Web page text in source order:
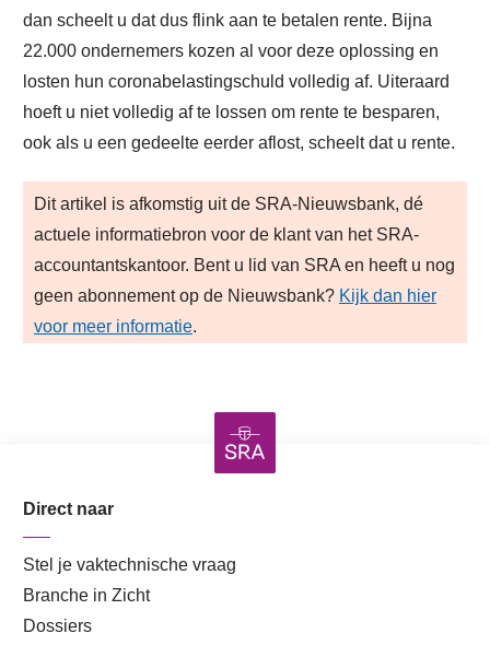
dan scheelt u dat dus flink aan te betalen rente. Bijna
22.000 ondernemers kozen al voor deze oplossing en
losten hun coronabelastingschuld volledig af. Uiteraard
hoeft u niet volledig af te lossen om rente te besparen,
ook als u een gedeelte eerder aflost, scheelt dat u rente.
Dit artikel is afkomstig uit de SRA-Nieuwsbank, dé
actuele informatiebron voor de klant van het SRA-
accountantskantoor. Bent u lid van SRA en heeft u nog
geen abonnement op de Nieuwsbank? Kijk dan hier
voor meer informatie.
Direct naar
Stel je vaktechnische vraag
Branche in Zicht
Dossiers